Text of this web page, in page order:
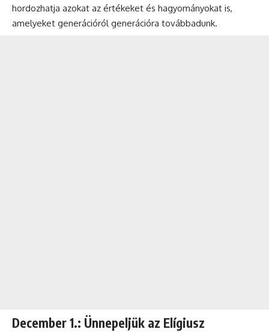
hordozhatja azokat az értékeket és hagyományokat is,
amelyeket generációról generációra továbbadunk.
December 1.: Ünnepeljük az Elígiusz